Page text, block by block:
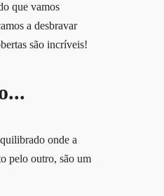
que vamos
a desbravar
são incríveis!
onde a
pelo outro, são um